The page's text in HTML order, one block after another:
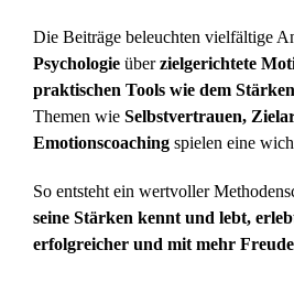
Die Beiträge beleuchten vielfältige
Psychologie überzielgerichtete
praktischen Tools wie dem
Themen wie Selbstvertrauen,
Emotionscoaching spielen eine
So entsteht ein wertvoller
seine Stärken kennt und lebt,
erfolgreicher und mit mehr